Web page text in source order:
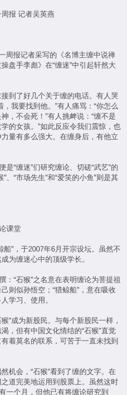
报 记者吴英燕
报记者采写的《名博主缠中说禅
盘手李彪》在“缠迷”中引起轩然大
了好几个关于缠的电话。有人哭
，我要找到他。”有人痛骂：“你怎么
，不会死！”有人挑衅说：“缠不是
的女孩。”如此反应令我们震惊，也
量有多么强大。在缠身后，有他立
“缠迷”们研究缠论、切磋“武艺”的
、“市场先生”和“爱笑的小鱼”则是其
课堂
”，于2007年6月开宗设坛。虽然不
为缠迷心中的顶级学长。
“石猴”之名意在表明缠论为菩提祖
则似孙悟空；“猎鲸船”，意在吸收
学习、使用。
成为新股民。与每个新股民一样，
，但有中国文化情结的“石猴”直觉
着莫名的联系，可苦于一直未找到
会，“石猴”看到了缠的文字。在
道完美地运用到股票上。虽然这时
一个月，但他已有将缠论研究到